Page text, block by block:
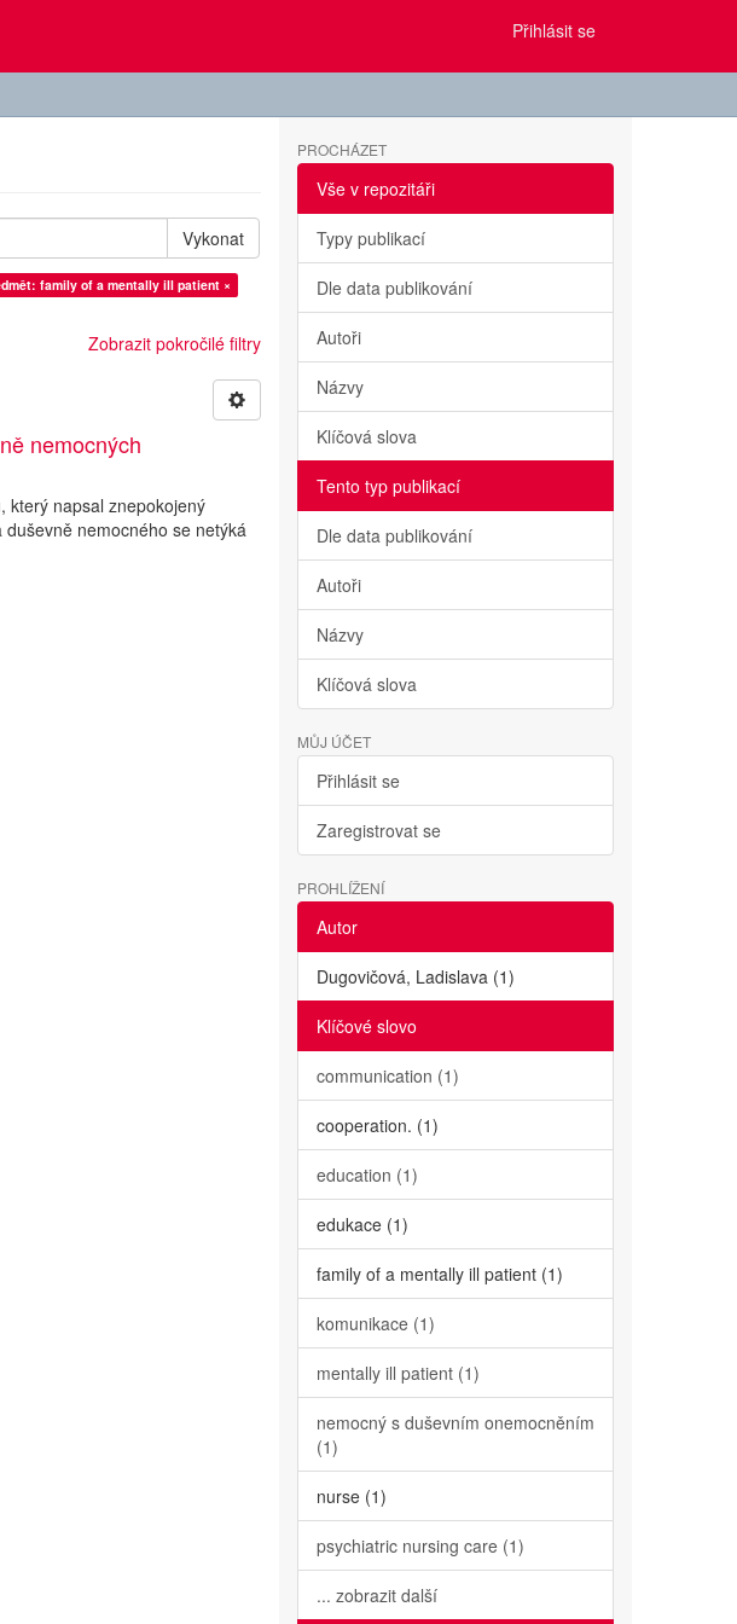
Přihlásit se
Vykonat
family of a mentally ill patient ×
Zobrazit pokročilé filtry
nemocných
který napsal znepokojený
nemocného se netýká
PROCHÁZET
Vše v repozitáři
Typy publikací
Dle data publikování
Autoři
Názvy
Klíčová slova
Tento typ publikací
Dle data publikování
Autoři
Názvy
Klíčová slova
MŮJ ÚČET
Přihlásit se
Zaregistrovat se
PROHLÍŽENÍ
Autor
Dugovičová, Ladislava (1)
Klíčové slovo
communication (1)
cooperation. (1)
education (1)
edukace (1)
family of a mentally ill patient (1)
komunikace (1)
mentally ill patient (1)
nemocný s duševním onemocněním
(1)
nurse (1)
psychiatric nursing care (1)
... zobrazit další